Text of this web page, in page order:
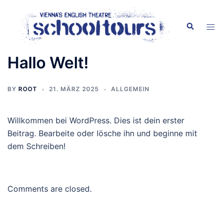
content
Search
Hallo Welt!
BY ROOT 21. MÄRZ 2025 ALLGEMEIN
Willkommen bei WordPress. Dies ist dein erster
Beitrag. Bearbeite oder lösche ihn und beginne mit
dem Schreiben!
Comments are closed.